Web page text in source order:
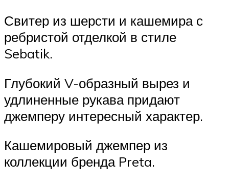
Свитер из шерсти и кашемира с
ребристой отделкой в стиле
Sebatik.
Глубокий V-образный вырез и
удлиненные рукава придают
джемперу интересный характер.
Кашемировый джемпер из
коллекции бренда Preta.